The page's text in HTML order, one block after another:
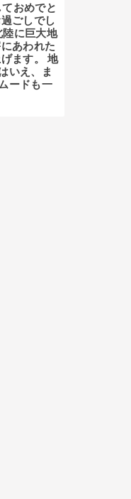
おめでと
ごしでし
陸に巨大地
あわれた
ます。 地
いえ、ま
ードも一